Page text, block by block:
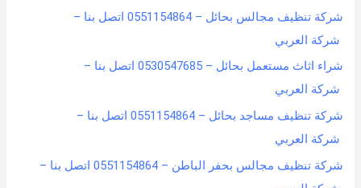
شركة تنظيف مجالس بحائل – 0551154864 اتصل بنا –
شركة العربي
شراء اثاث مستعمل بحائل – 0530547685 اتصل بنا –
شركة العربي
شركة تنظيف مساجد بحائل – 0551154864 اتصل بنا –
شركة العربي
شركة تنظيف مجالس بحفر الباطن – 0551154864 اتصل بنا –